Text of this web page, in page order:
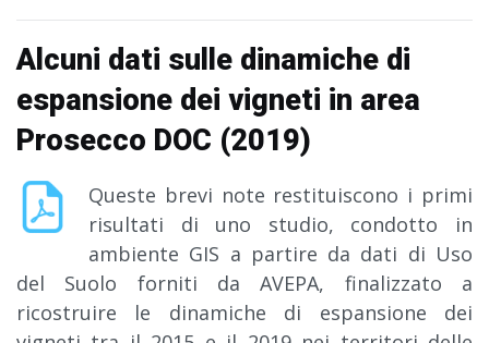
Alcuni dati sulle dinamiche di
espansione dei vigneti in area
Prosecco DOC (2019)
Queste brevi note restituiscono i primi
risultati di uno studio, condotto in
ambiente GIS a partire da dati di Uso
del Suolo forniti da AVEPA, finalizzato a
ricostruire le dinamiche di espansione dei